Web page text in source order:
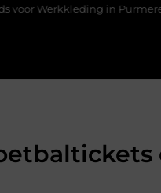
in Purmerend